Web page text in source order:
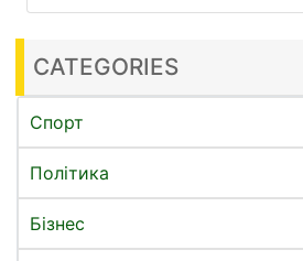
CATEGORIES
Спорт
Політика
Бізнес